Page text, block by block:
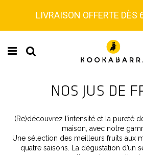
LIVRAISON OFFERTE DÈS
NOS JUS DE
(Re)découvrez l’intensité et la pureté
maison, avec notre
Une sélection des meilleurs fruits aux
quatre saisons. La dégustation d’un